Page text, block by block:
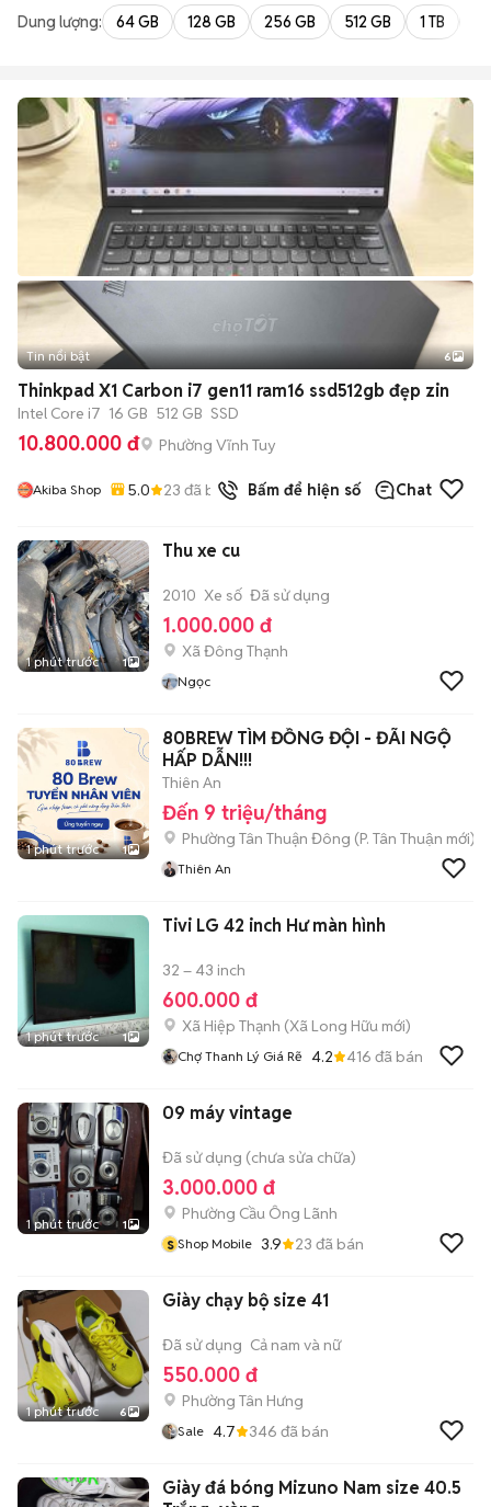
Dung lượng: 64 GB 128 GB 256 GB 512 GB 1 TB
+2
Tin nổi bật 6
Thinkpad X1 Carbon i7 gen11 ram16 ssd512gb đẹp zin
Intel Core i7 16 GB 512 GB SSD
10.800.000 đ Phường Vĩnh Tuy
Akiba Shop 5.0 23 đã bán Bấm để hiện số Chat
1 phút trước 1
Thu xe cu
2010 Xe số Đã sử dụng
1.000.000 đ
Xã Đông Thạnh
Ngọc
1 phút trước 1
80BREW TÌM ĐỒNG ĐỘI - ĐÃI NGỘ
HẤP DẪN!!!
Thiên An
Đến 9 triệu/tháng
Phường Tân Thuận Đông (P. Tân Thuận mới)
Thiên An
1 phút trước 1
Tivi LG 42 inch Hư màn hình
32 – 43 inch
600.000 đ
Xã Hiệp Thạnh (Xã Long Hữu mới)
Chợ Thanh Lý Giá Rẽ 4.2 416 đã bán
1 phút trước 1
09 máy vintage
Đã sử dụng (chưa sửa chữa)
3.000.000 đ
Phường Cầu Ông Lãnh
s Shop Mobile 3.9 23 đã bán
1 phút trước 6
Giày chạy bộ size 41
Đã sử dụng Cả nam và nữ
550.000 đ
Phường Tân Hưng
Sale 4.7 346 đã bán
Giày đá bóng Mizuno Nam size 40.5